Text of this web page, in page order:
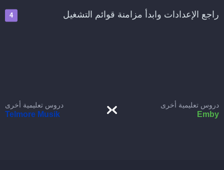
راجع الإعدادات وابدأ مزامنة قوائم التشغيل
دروس تعليمية أخرى
Emby
دروس تعليمية أخرى
Telmore Musik